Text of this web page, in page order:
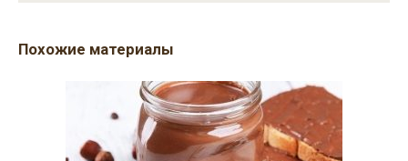
Похожие материалы